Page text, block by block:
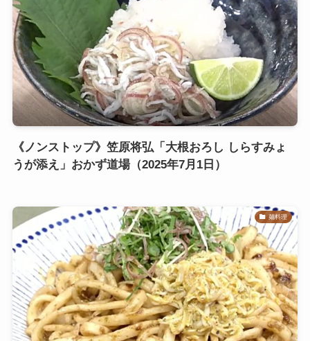
《ノンストップ》笠原将弘「大根おろし しらすみょ
うが添え」おかず道場（2025年7月1日）
麺料理